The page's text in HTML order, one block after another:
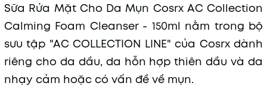
Sữa Rửa Mặt Cho Da Mụn Cosrx AC Collection
Calming Foam Cleanser - 150ml nằm trong bộ
sưu tập "AC COLLECTION LINE" của Cosrx dành
riêng cho da dầu, da hỗn hợp thiên dầu và da
nhạy cảm hoặc có vấn đề về mụn.